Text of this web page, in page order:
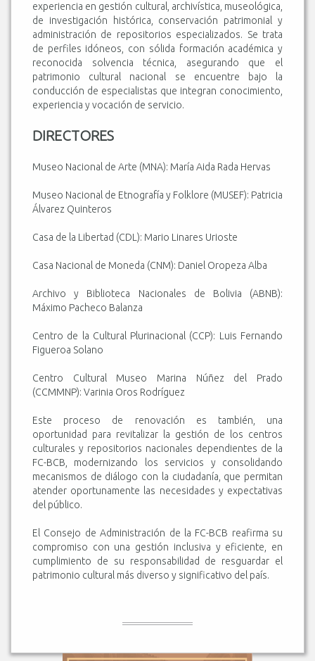
experiencia en gestión cultural, archivística, museológica,
de investigación histórica, conservación patrimonial y
administración de repositorios especializados. Se trata
de perfiles idóneos, con sólida formación académica y
reconocida solvencia técnica, asegurando que el
patrimonio cultural nacional se encuentre bajo la
conducción de especialistas que integran conocimiento,
experiencia y vocación de servicio.
DIRECTORES
Museo Nacional de Arte (MNA): María Aida Rada Hervas
Museo Nacional de Etnografía y Folklore (MUSEF): Patricia
Álvarez Quinteros
Casa de la Libertad (CDL): Mario Linares Urioste
Casa Nacional de Moneda (CNM): Daniel Oropeza Alba
Archivo y Biblioteca Nacionales de Bolivia (ABNB):
Máximo Pacheco Balanza
Centro de la Cultural Plurinacional (CCP): Luis Fernando
Figueroa Solano
Centro Cultural Museo Marina Núñez del Prado
(CCMMNP): Varinia Oros Rodríguez
Este proceso de renovación es también, una
oportunidad para revitalizar la gestión de los centros
culturales y repositorios nacionales dependientes de la
FC-BCB, modernizando los servicios y consolidando
mecanismos de diálogo con la ciudadanía, que permitan
atender oportunamente las necesidades y expectativas
del público.
El Consejo de Administración de la FC-BCB reafirma su
compromiso con una gestión inclusiva y eficiente, en
cumplimiento de su responsabilidad de resguardar el
patrimonio cultural más diverso y significativo del país.